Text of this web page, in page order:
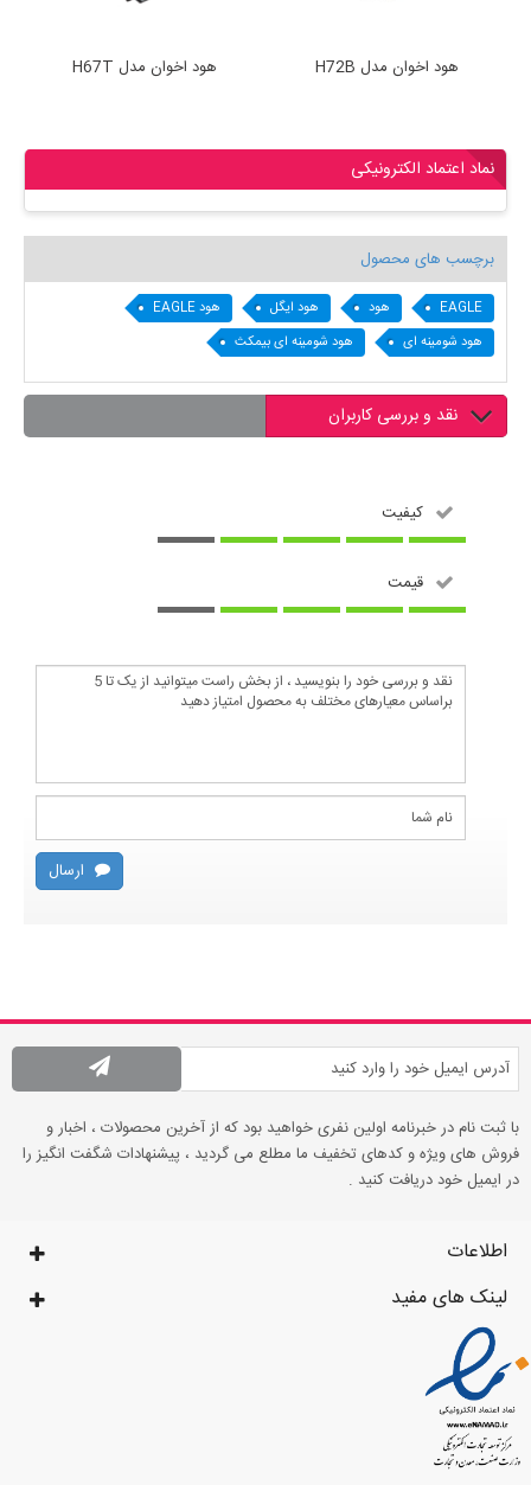
هود اخوان مدل H67T هود اخوان مدل H72B
نماد اعتماد الکترونیکی
برچسب های محصول
EAGLE هود هود ایگل
هود EAGLE
هود شومینه ای
هود شومینه ای بیمکث
نقد و بررسی کاربران
کیفیت
قیمت
ارسال
با ثبت نام در خبرنامه اولین نفری خواهید بود که از آخرین محصولات ، اخبار و
فروش های ویژه و کدهای تخفیف ما مطلع می گردید ، پیشنهادات شگفت انگیز را
در ایمیل خود دریافت کنید .
اطلاعات
لینک های مفید